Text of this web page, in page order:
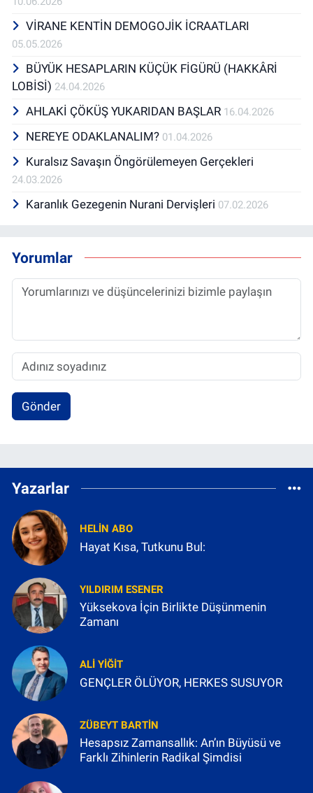
VİRANE KENTİN DEMOGOJİK İCRAATLARI
05.05.2026
BÜYÜK HESAPLARIN KÜÇÜK FİGÜRÜ (HAKKÂRİ
LOBİSİ) 24.04.2026
AHLAKİ ÇÖKÜŞ YUKARIDAN BAŞLAR 16.04.2026
NEREYE ODAKLANALIM? 01.04.2026
Kuralsız Savaşın Öngörülemeyen Gerçekleri
24.03.2026
Karanlık Gezegenin Nurani Dervişleri 07.02.2026
Yorumlar
Gönder
Yazarlar
HELIN ABO
Hayat Kısa, Tutkunu Bul:
YILDIRIM ESENER
Yüksekova İçin Birlikte Düşünmenin
Zamanı
ALI YIĞIT
GENÇLER ÖLÜYOR, HERKES SUSUYOR
ZÜBEYT BARTIN
Hesapsız Zamansallık: An’ın Büyüsü ve
Farklı Zihinlerin Radikal Şimdisi